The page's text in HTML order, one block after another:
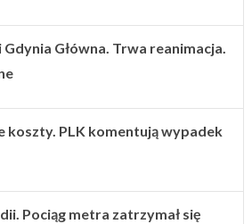
Główna. Trwa reanimacja.
koszty. PLK komentują wypadek
Pociąg metra zatrzymał się